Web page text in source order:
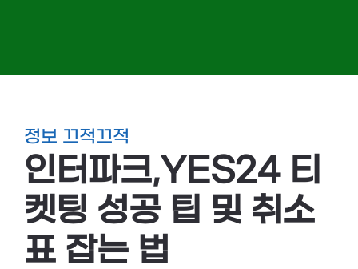
정보 끄적끄적
인터파크,YES24 티
켓팅 성공 팁 및 취소
표 잡는 법